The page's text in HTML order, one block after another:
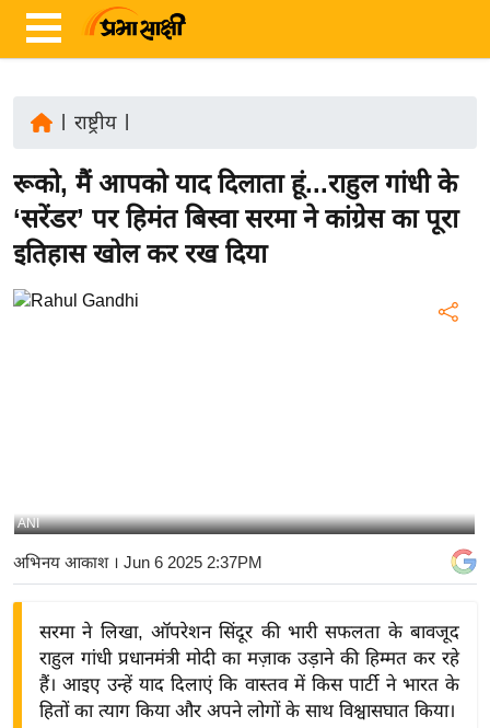
ज़ा
ख
र
रा
य
बि
ज़
द्यो
राष्ट्रीय|
रूको, मैं आपको याद दिलाता हूं...राहुल गांधी के
‘सरेंडर’ पर हिमंत बिस्वा सरमा ने कांग्रेस का पूरा
इतिहास खोल कर रख दिया
ANI
अभिनय आकाश। Jun 6 2025 2:37PM
सरमा ने लिखा, ऑपरेशन सिंदूर की भारी सफलता के बावजूद
राहुल गांधी प्रधानमंत्री मोदी का मज़ाक उड़ाने की हिम्मत कर रहे
हैं। आइए उन्हें याद दिलाएं कि वास्तव में किस पार्टी ने भारत के
हितों का त्याग किया और अपने लोगों के साथ विश्वासघात किया।